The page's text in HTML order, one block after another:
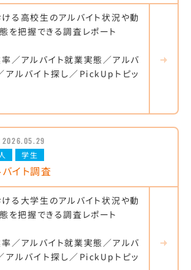
る高校生のアルバイト状況や動
を把握できる調査レポート
／アルバイト就業実態／アルバ
アルバイト探し／PickUpトピッ
2026.05.29
学生
イト調査
る大学生のアルバイト状況や動
を把握できる調査レポート
／アルバイト就業実態／アルバ
アルバイト探し／PickUpトピッ